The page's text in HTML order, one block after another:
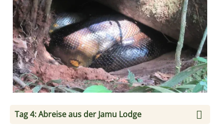
Tag 4: Abreise aus der Jamu Lodge